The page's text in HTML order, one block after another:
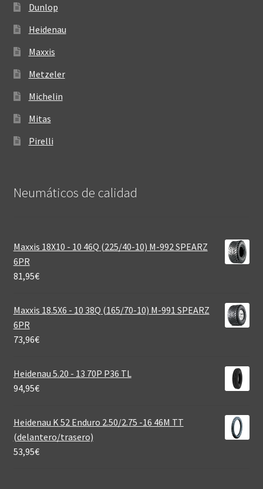
Dunlop
Heidenau
Maxxis
Metzeler
Michelin
Mitas
Pirelli
Neumáticos de calidad‎
Maxxis 18X10 - 10 46Q (225/40-10) M-992 SPEARZ
6PR
81,95€
Maxxis 18.5X6 - 10 38Q (165/70-10) M-991 SPEARZ
6PR
73,96€
Heidenau 5.20 - 13 70P P36 TL
94,95€
Heidenau K 52 Enduro 2.50/2.75 -16 46M TT
(delantero/trasero)
53,95€